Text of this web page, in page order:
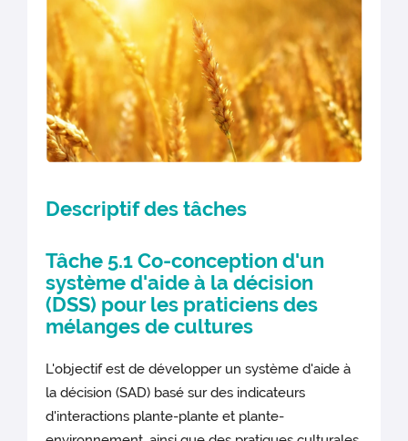
Descriptif des tâches
Tâche 5.1 Co-conception d'un
système d'aide à la décision
(DSS) pour les praticiens des
mélanges de cultures
L'objectif est de développer un système d'aide à
la décision (SAD) basé sur des indicateurs
d'interactions plante-plante et plante-